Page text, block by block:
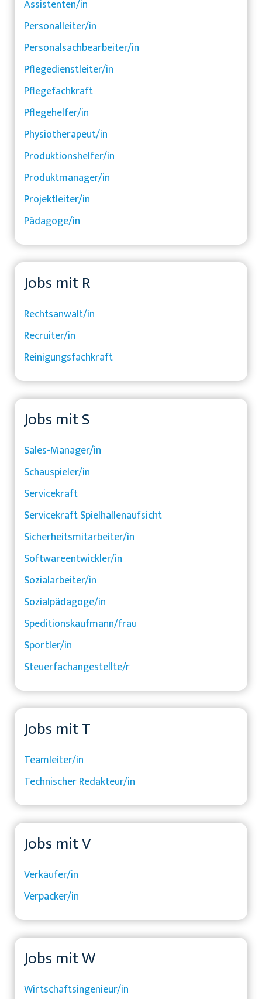
Assistenten/in
Personalleiter/in
Personalsachbearbeiter/in
Pflegedienstleiter/in
Pflegefachkraft
Pflegehelfer/in
Physiotherapeut/in
Produktionshelfer/in
Produktmanager/in
Projektleiter/in
Pädagoge/in
Jobs mit R
Rechtsanwalt/in
Recruiter/in
Reinigungsfachkraft
Jobs mit S
Sales-Manager/in
Schauspieler/in
Servicekraft
Servicekraft Spielhallenaufsicht
Sicherheitsmitarbeiter/in
Softwareentwickler/in
Sozialarbeiter/in
Sozialpädagoge/in
Speditionskaufmann/frau
Sportler/in
Steuerfachangestellte/r
Jobs mit T
Teamleiter/in
Technischer Redakteur/in
Jobs mit V
Verkäufer/in
Verpacker/in
Jobs mit W
Wirtschaftsingenieur/in